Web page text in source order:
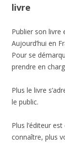
livre
Publier son livre
Aujourd’hui en
Pour se
prendre en
Plus le livre
le public.
Plus l’éditeur
connaître, plus